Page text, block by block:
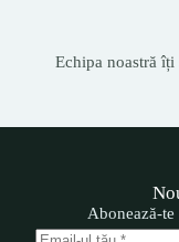
Echipa noastră îți
Abonează-